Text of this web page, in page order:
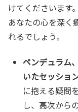
けてくださいます
あなたの心を深く
れるでしょう。
ペンデュラム
いたセッショ
に抱える疑問
し、高次から